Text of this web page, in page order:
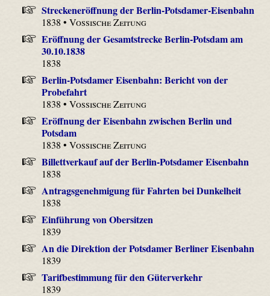
Streckeneröffnung der Berlin-Potsdamer-Eisenbahn
1838 •Vossische Zeitung
Eröffnung der Gesamtstrecke Berlin-Potsdam am
30.10.1838
1838
Berlin-Potsdamer Eisenbahn: Bericht von der
Probefahrt
1838 •Vossische Zeitung
Eröffnung der Eisenbahn zwischen Berlin und
Potsdam
1838 •Vossische Zeitung
Billettverkauf auf der Berlin-Potsdamer Eisenbahn
1838
Antragsgenehmigung für Fahrten bei Dunkelheit
1838
Einführung von Obersitzen
1839
An die Direktion der Potsdamer Berliner Eisenbahn
1839
Tarifbestimmung für den Güterverkehr
1839